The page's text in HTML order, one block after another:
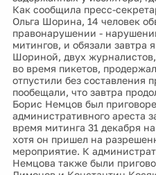
Как сообщила пресс-
Ольга Шорина, 14 человек
правонарушении -
митингов, и обязали завтра
Шориной, двух
во время пикетов,
отпустили без составления
пообещали, что завтра
Борис Немцов был
административного ареста
время митинга 31 декабря
хотя он пришел на
мероприятие. К
Немцова также были